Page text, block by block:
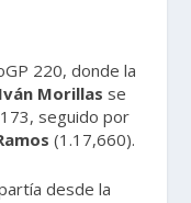
220, donde la
Iván Morillas se
seguido por
(1.17,660).
desde la